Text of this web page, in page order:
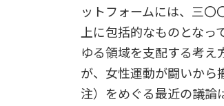
ットフォームには、三〇
上に包括的なものとな
ゆる領域を支配する考え
が、女性運動が闘いから
注）をめぐる最近の議論